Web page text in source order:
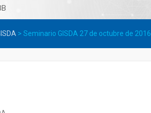
> Seminario GISDA 27 de octubre de 2016